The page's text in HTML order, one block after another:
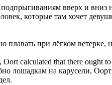
подпрыгиваниям вверх и вниз
которые там хочет
плавать при лёгком ветерке,
calculated that there ought
лошадкам на карусели,